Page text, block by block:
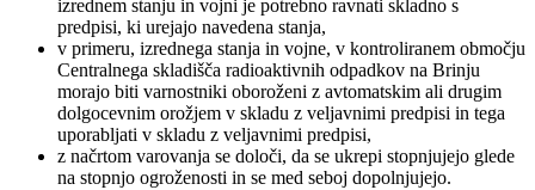
izrednem stanju in vojni je potrebno ravnati skladno s
predpisi, ki urejajo navedena stanja,
v primeru, izrednega stanja in vojne, v kontroliranem območju
Centralnega skladišča radioaktivnih odpadkov na Brinju
morajo biti varnostniki oboroženi z avtomatskim ali drugim
dolgocevnim orožjem v skladu z veljavnimi predpisi in tega
uporabljati v skladu z veljavnimi predpisi,
z načrtom varovanja se določi, da se ukrepi stopnjujejo glede
na stopnjo ogroženosti in se med seboj dopolnjujejo.